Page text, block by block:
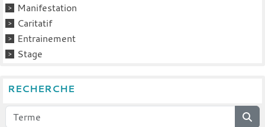
Manifestation
Caritatif
Entrainement
Stage
RECHERCHE